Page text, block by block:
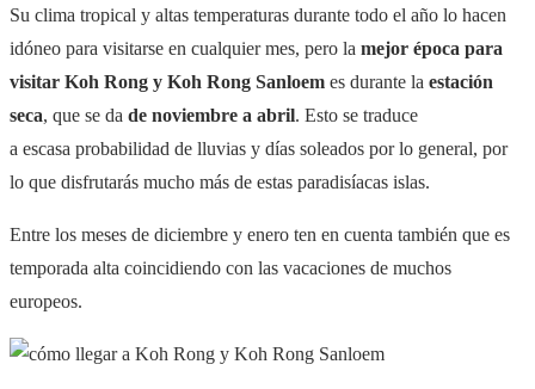
Su clima tropical y altas temperaturas durante todo el año lo hacen
idóneo para visitarse en cualquier mes, pero la mejor época para
visitar Koh Rong y Koh Rong Sanloem es durante la estación
seca, que se da de noviembre a abril. Esto se traduce
a escasa probabilidad de lluvias y días soleados por lo general, por
lo que disfrutarás mucho más de estas paradisíacas islas.
Entre los meses de diciembre y enero ten en cuenta también que es
temporada alta coincidiendo con las vacaciones de muchos
europeos.